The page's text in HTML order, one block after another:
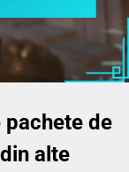
de
alte